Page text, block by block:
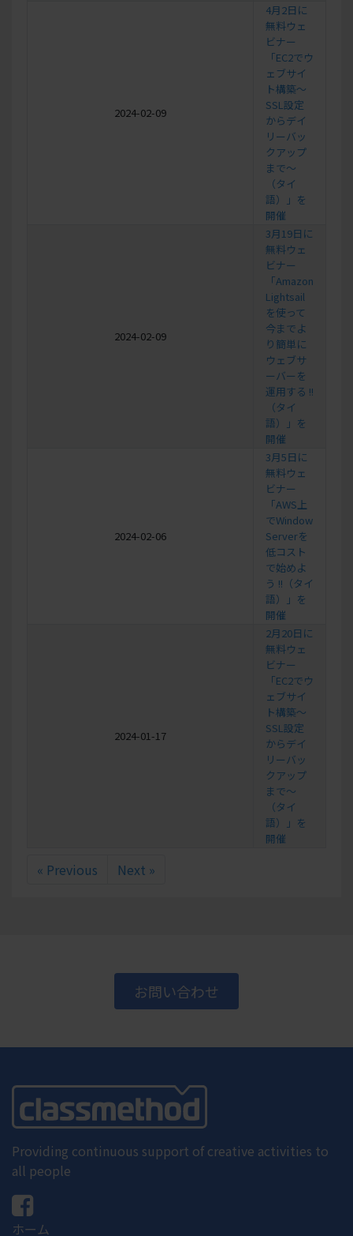
2024-02-09
4月2日に
無料ウェ
ビナー
「EC2でウ
ェブサイ
ト構築〜
SSL設定
からデイ
リーバッ
クアップ
まで〜
（タイ
語）」を
開催
2024-02-09
3月19日に
無料ウェ
ビナー
「Amazon
Lightsail
を使って
今までよ
り簡単に
ウェブサ
ーバーを
運用する !!
（タイ
語）」を
開催
2024-02-06
3月5日に
無料ウェ
ビナー
「AWS上
でWindow
Serverを
低コスト
で始めよ
う !!（タイ
語）」を
開催
2024-01-17
2月20日に
無料ウェ
ビナー
「EC2でウ
ェブサイ
ト構築〜
SSL設定
からデイ
リーバッ
クアップ
まで〜
（タイ
語）」を
開催
« Previous Next »
お問い合わせ
Providing continuous support of creative activities to
all people
ホーム